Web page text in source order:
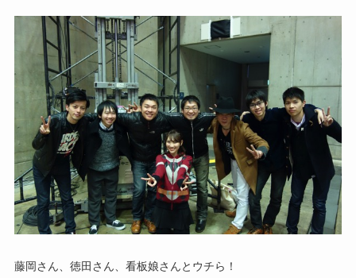
藤岡さん、徳田さん、看板娘さんとウチら！